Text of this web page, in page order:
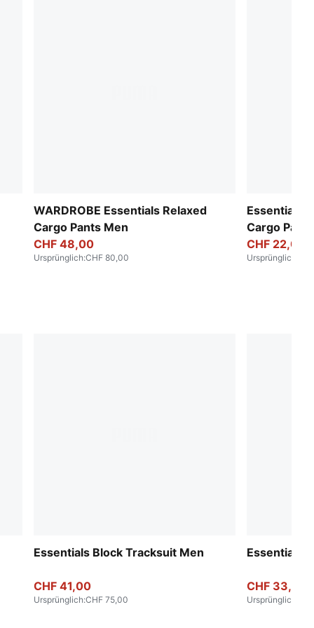
WARDROBE Essentials Relaxed
Cargo Pants Men
CHF 48,00
Ursprünglich:CHF 80,00
Essentials
Cargo
CHF 22,00
Ursprünglich
Essentials Block Tracksuit Men
CHF 41,00
Ursprünglich:CHF 75,00
Essentials
CHF 33,00
Ursprünglich